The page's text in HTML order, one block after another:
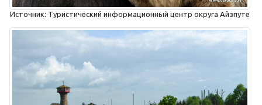
Источник: Туристический информационный центр округа Айзпуте